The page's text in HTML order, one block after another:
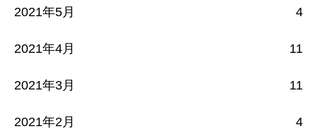
2021年5月 4
2021年4月 11
2021年3月 11
2021年2月 4